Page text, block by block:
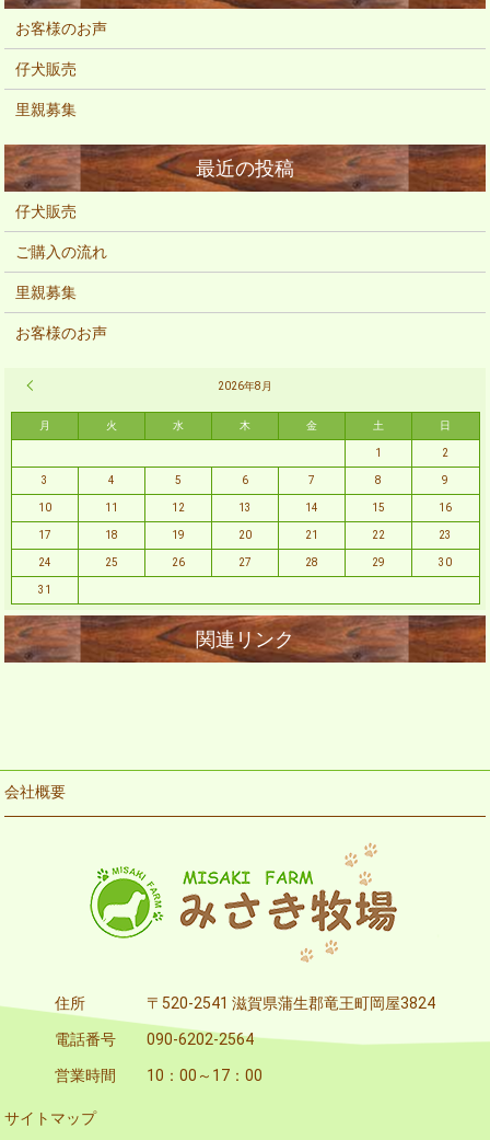
お客様のお声
仔犬販売
里親募集
仔犬販売
ご購入の流れ
里親募集
お客様のお声
2026年8月
月 火 水 木 金 土 日
1 2
3 4 5 6 7 8 9
10 11 12 13 14 15 16
17 18 19 20 21 22 23
24 25 26 27 28 29 30
31
会社概要
住所 〒520-2541 滋賀県蒲生郡竜王町岡屋3824
電話番号 090-6202-2564
営業時間 10：00～17：00
サイトマップ